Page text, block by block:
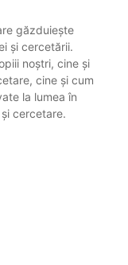
găzduiește
și cercetării.
noștri, cine și
cine și cum
la lumea în
cercetare.